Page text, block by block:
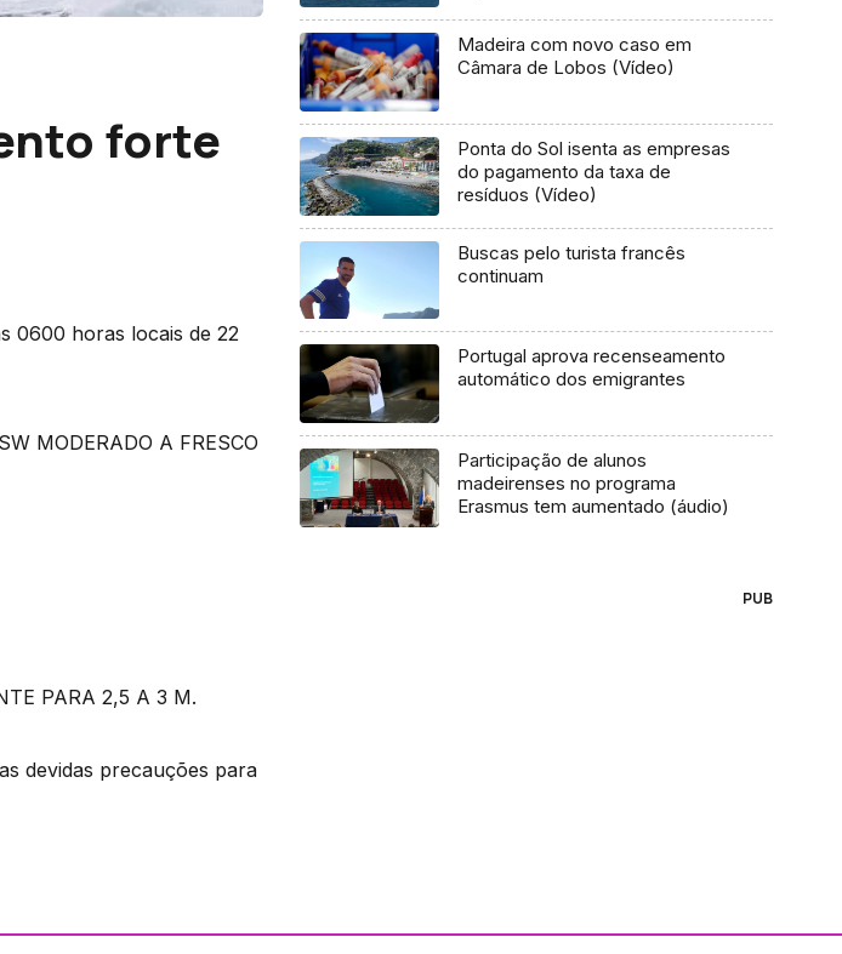
forte
0600 horas locais de 22
MODERADO A FRESCO
PARA 2,5 A 3 M.
devidas precauções para
Madeira com novo caso em
Câmara de Lobos (Vídeo)
Ponta do Sol isenta as empresas
do pagamento da taxa de
resíduos (Vídeo)
Buscas pelo turista francês
continuam
Portugal aprova recenseamento
automático dos emigrantes
Participação de alunos
madeirenses no programa
Erasmus tem aumentado (áudio)
PUB